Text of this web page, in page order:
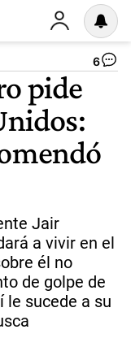
6
pide
Jair
a vivir en el
él no
de golpe de
le sucede a su